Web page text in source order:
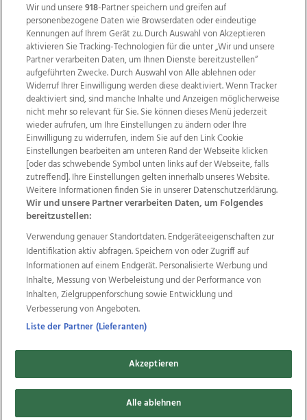
Wir über uns Mediadaten Kontakt
Jobs
Datenschutz
Impressum
AGB Anzeigekunden
AGB Website
Ehrenkodex Politische Werbung
Weitere Angebote des Medienhauses Wimmer
TV1 di-mog-i.at OÖNow
Ischler Woche
Life Radio
OÖNachrichten
OÖN Immobilien
OÖN Karriere
OÖN Reise
Promenaden Galerien
Regionaljobs
wasistlos.at wirtrauern.at
Copyrights © 2026 Tips Zeitungs GmbH & Co KG
developed by
Wir und unsere918-Partner speichern und greifen auf
personenbezogene Daten wie Browserdaten oder eindeutige
Kennungen auf Ihrem Gerät zu. Durch Auswahl von Akzeptieren
aktivieren Sie Tracking-Technologien für die unter „Wir und unsere
Partner verarbeiten Daten, um Ihnen Dienste bereitzustellen“
aufgeführten Zwecke. Durch Auswahl von Alle ablehnen oder
Widerruf Ihrer Einwilligung werden diese deaktiviert. Wenn Tracker
deaktiviert sind, sind manche Inhalte und Anzeigen möglicherweise
nicht mehr so relevant für Sie. Sie können dieses Menü jederzeit
wieder aufrufen, um Ihre Einstellungen zu ändern oder Ihre
Einwilligung zu widerrufen, indem Sie auf den Link Cookie
Einstellungen bearbeiten am unteren Rand der Webseite klicken
[oder das schwebende Symbol unten links auf der Webseite, falls
zutreffend]. Ihre Einstellungen gelten innerhalb unseres Website.
Weitere Informationen finden Sie in unserer Datenschutzerklärung.
Wir und unsere Partner verarbeiten Daten, um Folgendes
bereitzustellen:
Verwendung genauer Standortdaten. Endgeräteeigenschaften zur
Identifikation aktiv abfragen. Speichern von oder Zugriff auf
Informationen auf einem Endgerät. Personalisierte Werbung und
Inhalte, Messung von Werbeleistung und der Performance von
Inhalten, Zielgruppenforschung sowie Entwicklung und
Verbesserung von Angeboten.
Liste der Partner (Lieferanten)
Akzeptieren
Alle ablehnen